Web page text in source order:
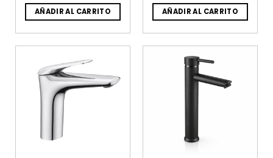
AÑADIR AL CARRITO AÑADIR AL CARRITO